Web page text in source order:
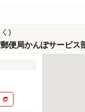
)
便局かんぽサービス